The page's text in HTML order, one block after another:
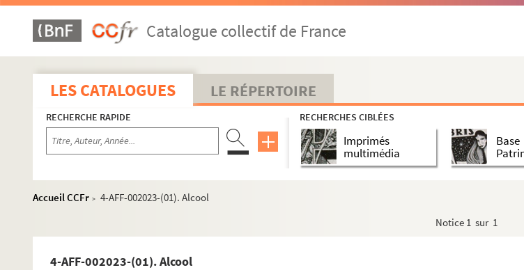
Catalogue collectif de France
LES CATALOGUES LE RÉPERTOIRE
RECHERCHE RAPIDE RECHERCHES CIBLÉES
Imprimés
multimédia
Base
Accueil CCFr > 4-AFF-002023-(01). Alcool
Notice 1 sur 1
4-AFF-002023-(01). Alcool